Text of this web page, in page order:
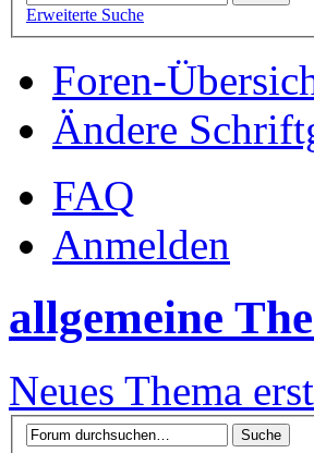
Erweiterte Suche
Foren-
Ändere
FAQ
Anmelden
allgemeine
Neues Thema